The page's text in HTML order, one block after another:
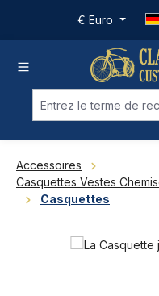
Passer au contenu
€ Euro
Accessoires
Casquettes Vestes
Casquettes
Ignorer la galerie d'images